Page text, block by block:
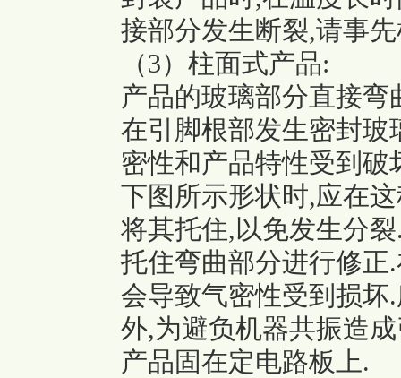
接部分发生断裂,请事
（3）柱面式产品:
产品的玻璃部分直接
在引脚根部发生密封
密性和产品特性受到
下图所示形状时,应在
将其托住,以免发生分
托住弯曲部分进行修
会导致气密性受到损
外,为避负机器共振造
产品固在定电路板上.